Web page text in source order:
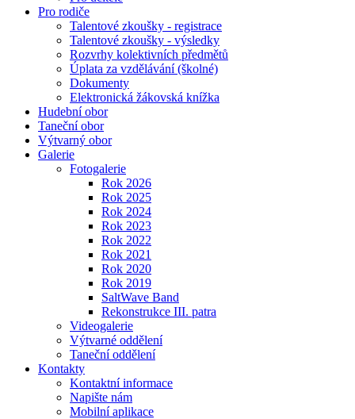
Pro rodiče
Talentové zkoušky - registrace
Talentové zkoušky - výsledky
Rozvrhy kolektivních předmětů
Úplata za vzdělávání (školné)
Dokumenty
Elektronická žákovská knížka
Hudební obor
Taneční obor
Výtvarný obor
Galerie
Fotogalerie
Rok 2026
Rok 2025
Rok 2024
Rok 2023
Rok 2022
Rok 2021
Rok 2020
Rok 2019
SaltWave Band
Rekonstrukce III. patra
Videogalerie
Výtvarné oddělení
Taneční oddělení
Kontakty
Kontaktní informace
Napište nám
Mobilní aplikace